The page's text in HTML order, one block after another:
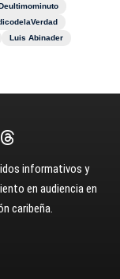
Luis Abinader
informativos y
en audiencia en
caribeña.